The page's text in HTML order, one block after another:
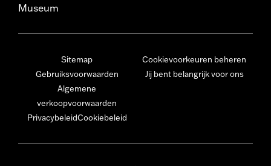
Museum
Sitemap
Gebruiksvoorwaarden
Algemene
verkoopvoorwaarden
PrivacybeleidCookiebeleid
Cookievoorkeuren beheren
Jij bent belangrijk voor ons